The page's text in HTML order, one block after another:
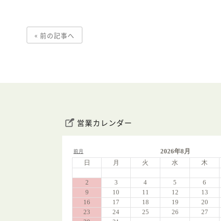
« 前の記事へ
営業カレンダー